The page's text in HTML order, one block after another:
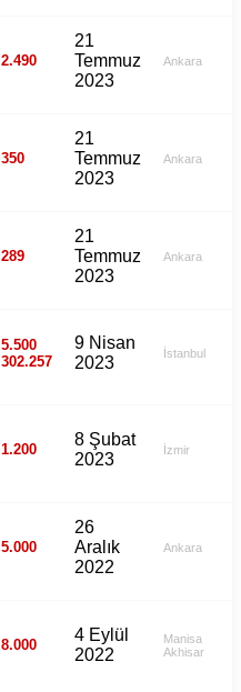
2.490
21
Temmuz
2023
Ankara
350
21
Temmuz
2023
Ankara
289
21
Temmuz
2023
Ankara
5.500
302.257
9 Nisan
2023
İstanbul
1.200
8 Şubat
2023
İzmir
5.000
26
Aralık
2022
Ankara
8.000
4 Eylül
2022
Manisa
Akhisar